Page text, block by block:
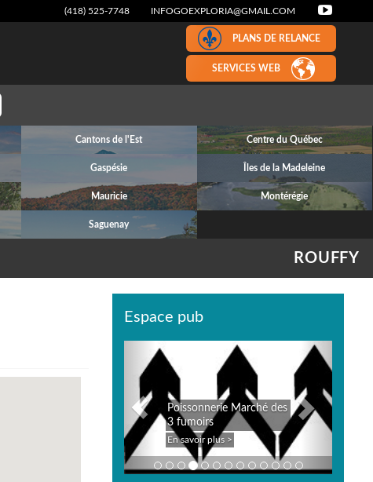
(418) 525-7748 INFOGOEXPLORIA@GMAIL.COM
PLANS DE RELANCE
SERVICES WEB
Cantons de l'Est Centre du Québec
Gaspésie Îles de la Madeleine
Mauricie Montérégie
Saguenay
ROUFFY
Espace pub
Poissonnerie Marché des
3 fumoirs
En savoir plus >
Previous Next